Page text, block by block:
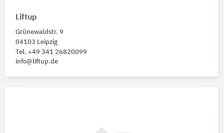
Liftup
Grünewaldstr. 9
04103 Leipzig
Tel. +49 341 26820099
info@liftup.de